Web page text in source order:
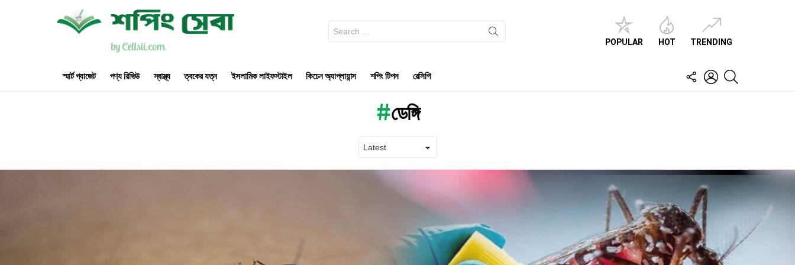
for:
POPULAR HOT TRENDING
স্মার্ট গ্যাজেট পণ্য রিভিউ স্বাস্থ্য ত্বকের যত্ন ইসলামিক লাইফস্টাইল কিচেন অ্যাপ্লায়ান্স শপিং টিপস রেসিপি
FOLLOW
US
LOGIN
ডেঙ্গি
stories